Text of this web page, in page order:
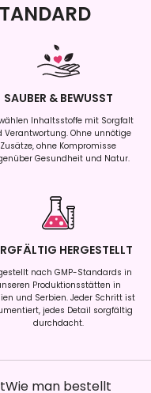
SAUBER & BEWUSST
Inhaltsstoffe mit Sorgfalt
Verantwortung. Ohne unnötige
Zusätze, ohne Kompromisse
Gesundheit und Natur.
HERGESTELLT
nach GMP-Standards in
Produktionsstätten in
und Serbien. Jeder Schritt ist
jedes Detail sorgfältig
durchdacht.
Wie man bestellt